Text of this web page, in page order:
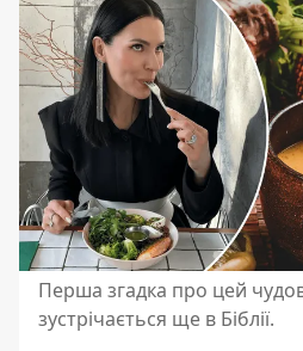
Перша згадка про цей
зустрічається ще в Біблії.